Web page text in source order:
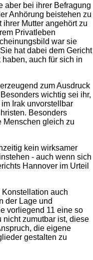
aber bei ihrer Befragung
Anhörung beistehen zu
Mutter angehört zu
Privatleben
war sie
hat dabei dem Gericht
auch für sich in
zum Ausdruck
wichtig sei ihr,
Irak unvorstellbar
Besonders
Menschen gleich zu
kein wirksamer
- auch wenn sich
Hannover im Urteil
auch
der Lage und
vorliegend 11 eine so
zumutbar ist, diese
die eigene
gestalten zu